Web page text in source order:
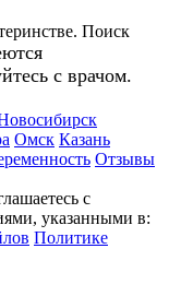
Поиск
с врачом.
Омск Казань
Отзывы
с
указанными в:
Политике